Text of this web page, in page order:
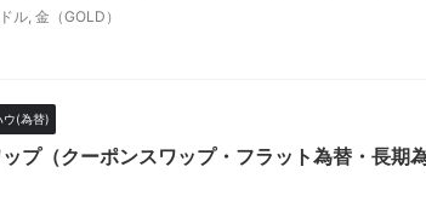
ル, 金（GOLD）
ウ(為替)
プ（クーポンスワップ・フラット為替・長期